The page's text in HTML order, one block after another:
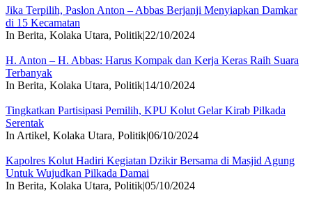
Jika Terpilih, Paslon Anton – Abbas Berjanji Menyiapkan Damkar
di 15 Kecamatan
In Berita, Kolaka Utara, Politik|22/10/2024
H. Anton – H. Abbas: Harus Kompak dan Kerja Keras Raih Suara
Terbanyak
In Berita, Kolaka Utara, Politik|14/10/2024
Tingkatkan Partisipasi Pemilih, KPU Kolut Gelar Kirab Pilkada
Serentak
In Artikel, Kolaka Utara, Politik|06/10/2024
Kapolres Kolut Hadiri Kegiatan Dzikir Bersama di Masjid Agung
Untuk Wujudkan Pilkada Damai
In Berita, Kolaka Utara, Politik|05/10/2024